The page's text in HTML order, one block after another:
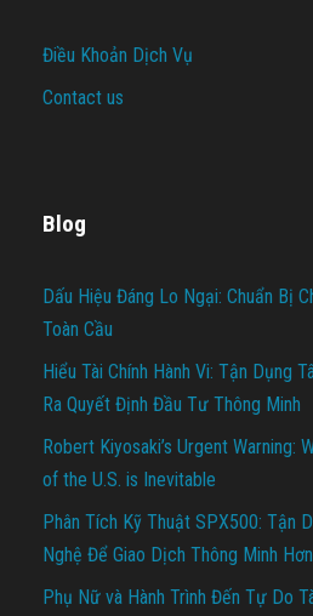
Điều Khoản Dịch Vụ
Contact us
Blog
Dấu Hiệu Đáng Lo Ngại: Chuẩn Bị
Toàn Cầu
Hiểu Tài Chính Hành Vi: Tận Dụng
Ra Quyết Định Đầu Tư Thông Minh
Robert Kiyosaki’s Urgent Warning:
of the U.S. is Inevitable
Phân Tích Kỹ Thuật SPX500: Tận
Nghệ Để Giao Dịch Thông Minh Hơn
Phụ Nữ và Hành Trình Đến Tự Do